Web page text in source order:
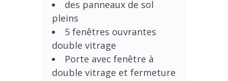
des panneaux de sol
pleins
5 fenêtres ouvrantes
double vitrage
Porte avec fenêtre à
double vitrage et fermeture